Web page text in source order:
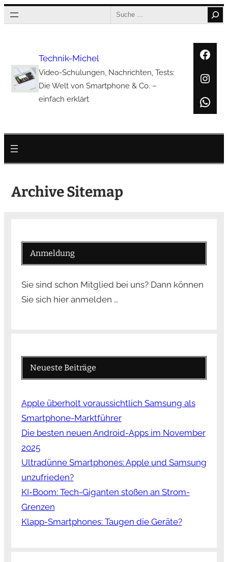
Zum
Inhalt
Search
Technik-Michel
Video-Schulungen, Nachrichten, Tests:
Die Welt von Smartphone & Co. –
einfach erklärt
Archive Sitemap
Anmeldung
Sie sind schon Mitglied bei uns? Dann können
Sie sich hier anmelden …
Neueste Beiträge
Apple überholt voraussichtlich Samsung als
Smartphone-Marktführer
Die besten neuen Android-Apps im November
2025
Ultradünne Smartphones: Apple und Samsung
unzufrieden?
KI-Boom: Tech-Giganten stoßen an Strom-
Grenzen
Klapp-Smartphones: Taugen die Geräte?